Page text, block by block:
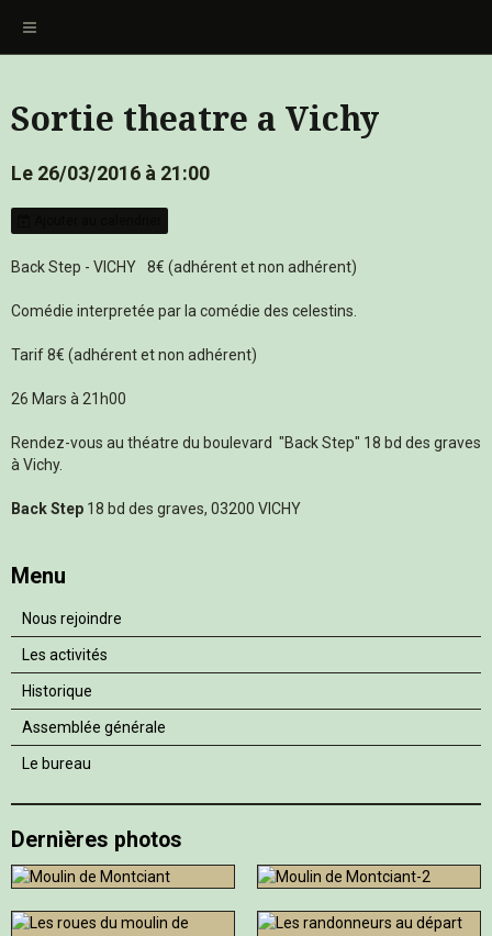
Sortie theatre a Vichy
Le 26/03/2016 à 21:00
Back Step - VICHY 8€ (adhérent et non adhérent)
Comédie interpretée par la comédie des celestins.
Tarif 8€ (adhérent et non adhérent)
26 Mars à 21h00
Rendez-vous au théatre du boulevard "Back Step" 18 bd des graves
à Vichy.
Back Step 18 bd des graves, 03200 VICHY
Menu
Nous rejoindre
Les activités
Historique
Assemblée générale
Le bureau
Dernières photos